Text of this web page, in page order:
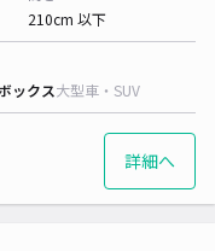
210cm 以下
ックス大型車・SUV
詳細へ